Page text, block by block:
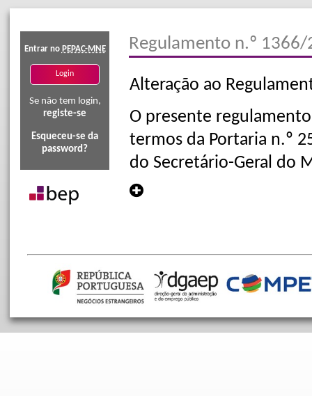
Entrar no PEPAC-MNE
Se não tem login,
registe-se
Esqueceu-se da
password?
Regulamento n.º
Alteração ao
O presente
termos da Portaria n.º
do Secretário-Geral do